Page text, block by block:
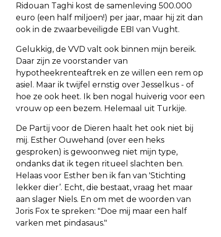
Ridouan Taghi kost de samenleving 500.000
euro (een half miljoen!) per jaar, maar hij zit dan
ook in de zwaarbeveiligde EBI van Vught.
Gelukkig, de VVD valt ook binnen mijn bereik.
Daar zijn ze voorstander van
hypotheekrenteaftrek en ze willen een rem op
asiel. Maar ik twijfel ernstig over Jesselkus - of
hoe ze ook heet. Ik ben nogal huiverig voor een
vrouw op een bezem. Helemaal uit Turkije.
De Partij voor de Dieren haalt het ook niet bij
mij. Esther Ouwehand (over een heks
gesproken) is gewoonweg niet mijn type,
ondanks dat ik tegen ritueel slachten ben.
Helaas voor Esther ben ik fan van 'Stichting
lekker dier’. Echt, die bestaat, vraag het maar
aan slager Niels. En om met de woorden van
Joris Fox te spreken: "Doe mij maar een half
varken met pindasaus."